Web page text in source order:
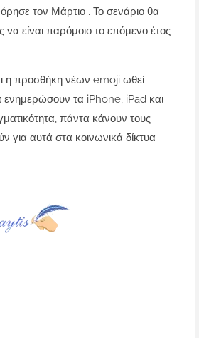
τον Μάρτιο . Το σενάριο θα
είναι παρόμοιο το επόμενο έτος
η προσθήκη νέων emoji ωθεί
ενημερώσουν τα iPhone, iPad και
πάντα κάνουν τους
για αυτά στα κοινωνικά δίκτυα